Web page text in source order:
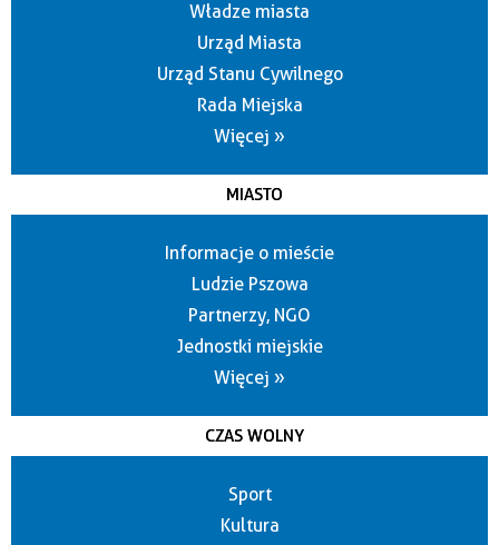
Władze miasta
Urząd Miasta
Urząd Stanu Cywilnego
Rada Miejska
Więcej »
MIASTO
Informacje o mieście
Ludzie Pszowa
Partnerzy, NGO
Jednostki miejskie
Więcej »
CZAS WOLNY
Sport
Kultura